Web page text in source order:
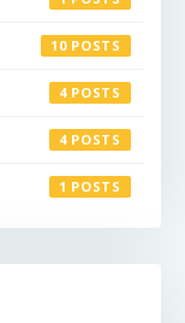
10
4
4
1